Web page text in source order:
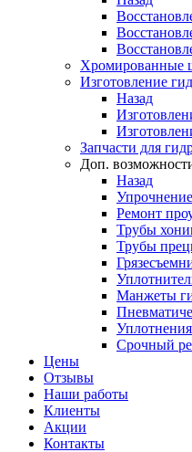
Хромированные
Изготовление
Назад
Запчасти для
Доп.
Назад
Упрочнение
Ремонт
Трубы
Трубы
Манжеты
Срочный
Цены
Отзывы
Наши работы
Клиенты
Акции
Контакты